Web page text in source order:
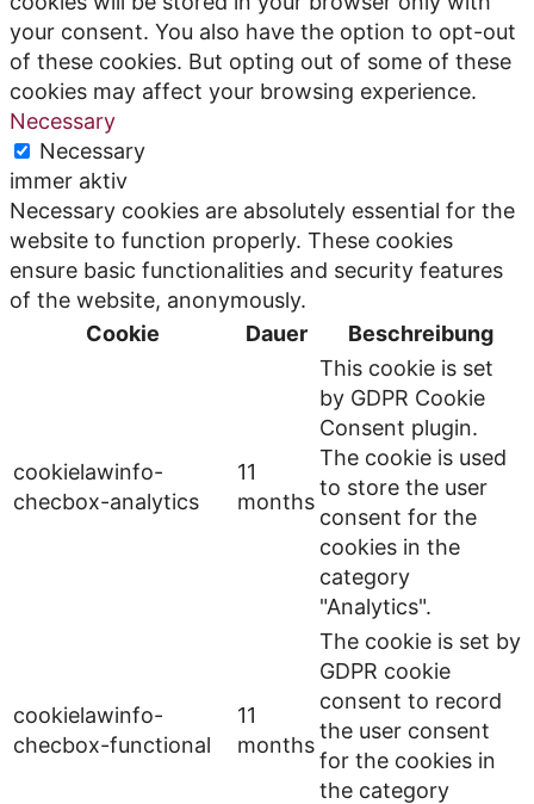
your consent. You also have the option to opt-out
of these cookies. But opting out of some of these
cookies may affect your browsing experience.
Necessary
Necessary
immer aktiv
Necessary cookies are absolutely essential for the
website to function properly. These cookies
ensure basic functionalities and security features
of the website, anonymously.
Cookie
Dauer Beschreibung
cookielawinfo-
checbox-analytics
11
months
This cookie is set
by GDPR Cookie
Consent plugin.
The cookie is used
to store the user
consent for the
cookies in the
category
"Analytics".
cookielawinfo-
checbox-functional
11
months
The cookie is set by
GDPR cookie
consent to record
the user consent
for the cookies in
the category